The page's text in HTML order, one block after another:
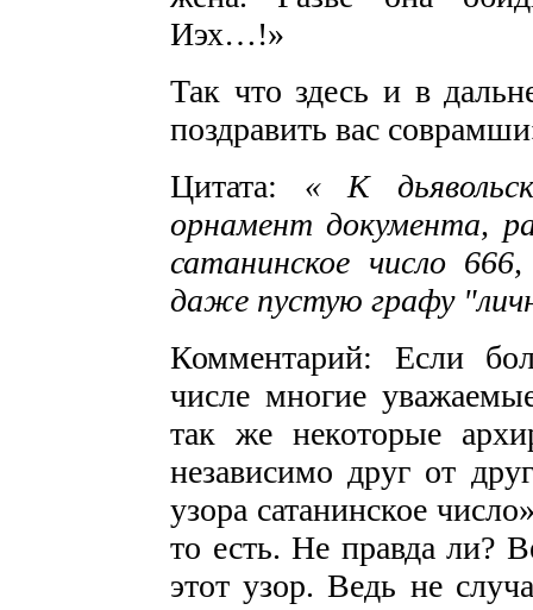
Иэх…!»
Так что здесь и в
поздравить вас
Цитата: « К
орнамент документа,
сатанинское число
даже пустую графу
Комментарий: Если
числе многие
так же некоторые
независимо друг от
узора сатанинское
то есть. Не правда ли?
этот узор. Ведь не